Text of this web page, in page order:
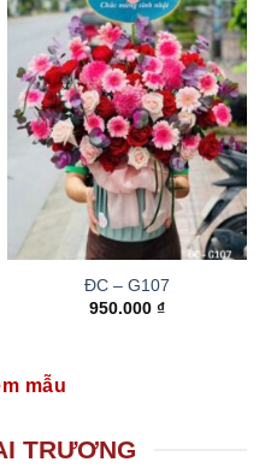
ĐC – G107
950.000 ₫
mẫu
TRƯƠNG